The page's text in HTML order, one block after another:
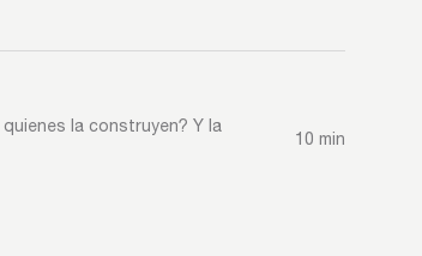
la construyen? Y la
10 min